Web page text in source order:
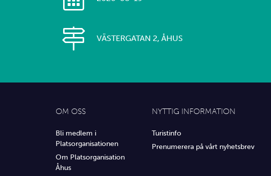
VÄSTERGATAN 2, ÅHUS
OM OSS
Bli medlem i
Platsorganisationen
Om Platsorganisation
Åhus
NYTTIG INFORMATION
Turistinfo
Prenumerera på vårt nyhetsbrev